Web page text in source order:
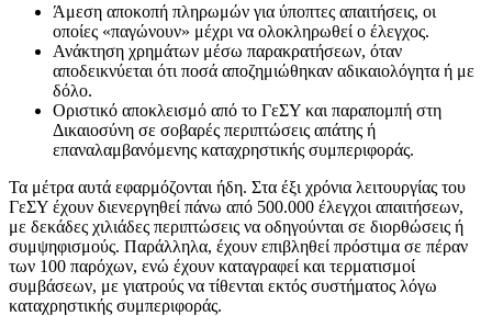
Άμεση αποκοπή πληρωμών για ύποπτες απαιτήσεις, οι
οποίες «παγώνουν» μέχρι να ολοκληρωθεί ο έλεγχος.
Ανάκτηση χρημάτων μέσω παρακρατήσεων, όταν
αποδεικνύεται ότι ποσά αποζημιώθηκαν αδικαιολόγητα ή με
δόλο.
Οριστικό αποκλεισμό από το ΓεΣΥ και παραπομπή στη
Δικαιοσύνη σε σοβαρές περιπτώσεις απάτης ή
επαναλαμβανόμενης καταχρηστικής συμπεριφοράς.
Τα μέτρα αυτά εφαρμόζονται ήδη. Στα έξι χρόνια λειτουργίας του
ΓεΣΥ έχουν διενεργηθεί πάνω από 500.000 έλεγχοι απαιτήσεων,
με δεκάδες χιλιάδες περιπτώσεις να οδηγούνται σε διορθώσεις ή
συμψηφισμούς. Παράλληλα, έχουν επιβληθεί πρόστιμα σε πέραν
των 100 παρόχων, ενώ έχουν καταγραφεί και τερματισμοί
συμβάσεων, με γιατρούς να τίθενται εκτός συστήματος λόγω
καταχρηστικής συμπεριφοράς.